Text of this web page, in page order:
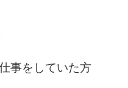
事をしていた方